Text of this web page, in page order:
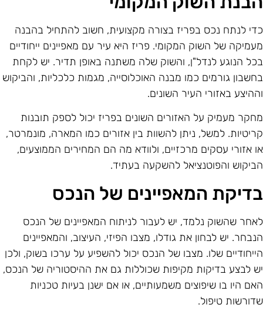
לנתח נכס בפריז בצורה מקצועית, חשוב להתחיל בהבנה
של השוק המקומי. פריז היא עיר עם מאפיינים ייחודיים
הנוגע לנדל"ן, והשוק שלה משתנה באופן תדיר. יש לקחת
גורמים כמו מבנה האוכלוסייה, מגמות כלכליות, והביקוש
באזורי העיר השונים.
מעמיק על האזורים השונים בפריז יכול לספק תובנות
למשל, ניתן להשוות בין אזורים כמו המארה, מונמרטר,
אזורי עסקים מרכזיים, ולוודא מה הם המחירים הממוצעים,
והפוטנציאל להשקעה בעתיד.
המאפיינים של הנכס
שהשוק נלמד, יש לעבור לניתוח המאפיינים של הנכס
יש לבחון את גודלו, מצבו הפיזי, העיצוב, והמאפיינים
שלו. מצבו של הנכס יכול להשפיע על ערכו בשוק, ולכן
לבצע בדיקות מקיפות שכוללות גם את ההיסטוריה של הנכס,
היו בו שיפוצים משמעותיים, או אם ישנן בעיות טכניות
טיפול.